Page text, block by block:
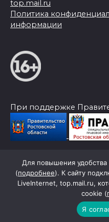
top.mail.ru
Политика
информации
При поддержке
© 2026 Слава Труду
Для повышения
(подробнее). К сайту
LiveInternet, top.mail.ru,
cookie (
Я